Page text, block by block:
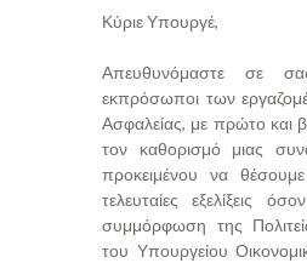
Κύριε Υπουργέ,
Απευθυνόμαστε σε
εκπρόσωποι των
Ασφαλείας, με πρώτο και
τον καθορισμό μιας
προκειμένου να
τελευταίες εξελίξεις
συμμόρφωση της
του Υπουργείου